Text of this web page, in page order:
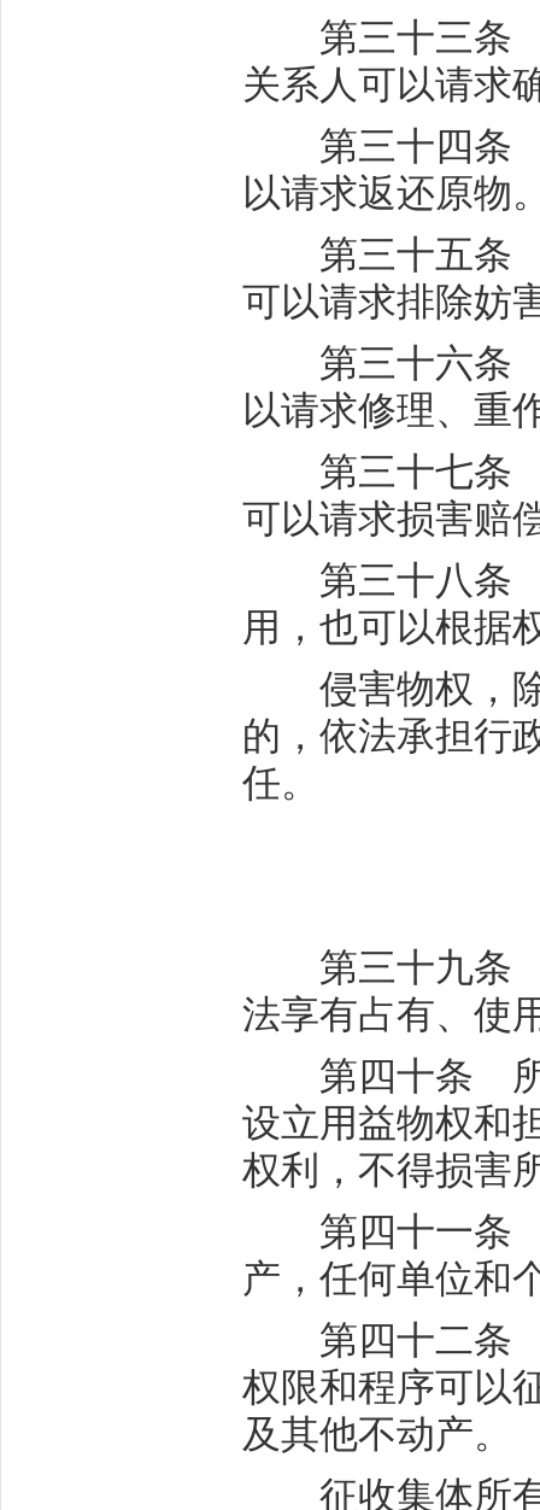
第三十三条
关系人可以请求
第三十四条
以请求返还原物
第三十五条
可以请求排除妨
第三十六条
以请求修理、重
第三十七条
可以请求损害赔
第三十八条
用，也可以根据
侵害物权，除
的，依法承担行
任。
第三十九条
法享有占有、使
第四十条 所
设立用益物权和
权利，不得损害
第四十一条
产，任何单位和
第四十二条
权限和程序可以
及其他不动产。
征收集体所有